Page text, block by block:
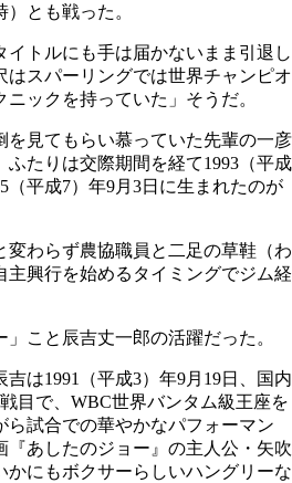
とも戦った。
イトルにも手は届かないまま引退し
はスパーリングでは世界チャンピオ
ックを持っていた」そうだ。
を見てもらい慕っていた先輩の一彦
たりは交際期間を経て1993（平成
（平成7）年9月3日に生まれたのが
変わらず農協職員と二足の草鞋（わ
主興行を始めるタイミングでジム経
こと辰吉丈一郎の活躍だった。
は1991（平成3）年9月19日、国内
目で、WBC世界バンタム級王座を
ら試合での華やかなパフォーマン
『あしたのジョー』の主人公・矢吹
かにもボクサーらしいハングリーな